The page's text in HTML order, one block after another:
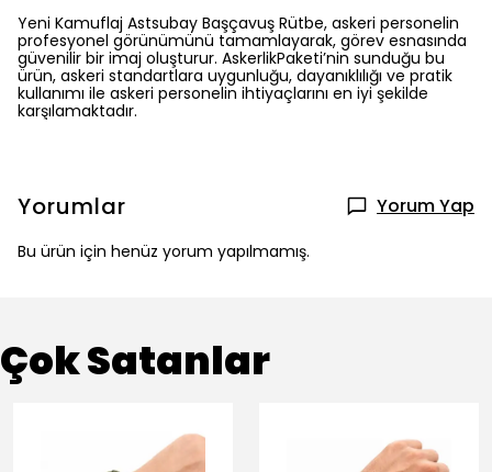
Yeni Kamuflaj Astsubay Başçavuş Rütbe, askeri personelin
profesyonel görünümünü tamamlayarak, görev esnasında
güvenilir bir imaj oluşturur. AskerlikPaketi’nin sunduğu bu
ürün, askeri standartlara uygunluğu, dayanıklılığı ve pratik
kullanımı ile askeri personelin ihtiyaçlarını en iyi şekilde
karşılamaktadır.
Yorumlar Yorum Yap
Bu ürün için henüz yorum yapılmamış.
Çok Satanlar